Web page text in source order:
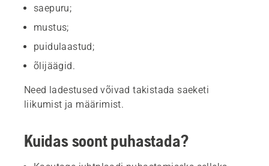
saepuru;
mustus;
puidulaastud;
õlijäägid.
Need ladestused võivad takistada saeketi
liikumist ja määrimist.
Kuidas soont puhastada?